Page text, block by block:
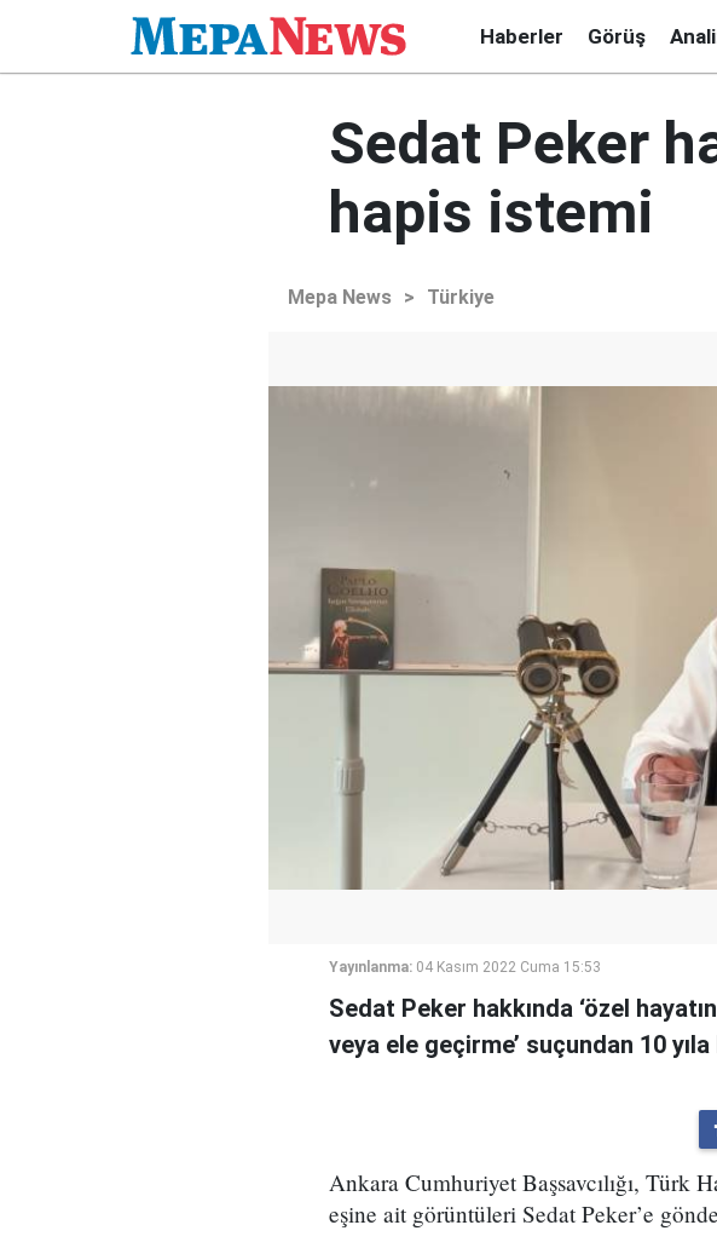
Haberler Görüş
Sedat Peker
hapis istemi
Mepa News > Türkiye
Yayınlanma: 04 Kasım 2022 Cuma 15:53
Sedat Peker hakkında ‘özel
veya ele geçirme’ suçundan 10
Ankara Cumhuriyet Başsavcılığı, Türk
eşine ait görüntüleri Sedat Peker’e